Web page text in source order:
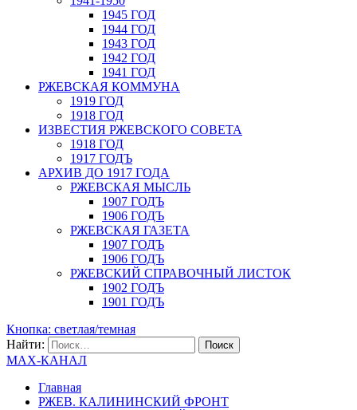
1945 ГОД
1944 ГОД
1943 ГОД
1942 ГОД
1941 ГОД
РЖЕВСКАЯ КОММУНА
1919 ГОД
1918 ГОД
ИЗВЕСТИЯ РЖЕВСКОГО СОВЕТА
1918 ГОД
1917 ГОДЪ
АРХИВ ДО 1917 ГОДА
РЖЕВСКАЯ МЫСЛЬ
1907 ГОДЪ
1906 ГОДЪ
РЖЕВСКАЯ ГАЗЕТА
1907 ГОДЪ
1906 ГОДЪ
РЖЕВСКИЙ СПРАВОЧНЫЙ ЛИСТОК
1902 ГОДЪ
1901 ГОДЪ
Кнопка: светлая/темная
Найти:
MAX-КАНАЛ
Главная
РЖЕВ. КАЛИНИНСКИЙ ФРОНТ